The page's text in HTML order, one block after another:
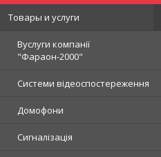
Товары и услуги
Вуслуги компанії
"Фараон-2000"
Системи відеоспостереження
Домофони
Сигналізація